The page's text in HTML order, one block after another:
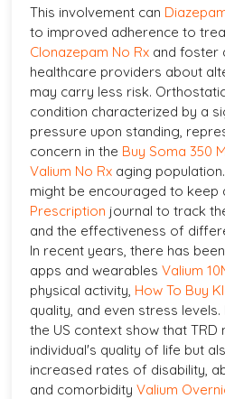
This involvement can
to improved adherence to
Clonazepam No Rx and foster
healthcare providers about
may carry less risk.
condition characterized by a
pressure upon standing,
concern in the Buy Soma 350
Valium No Rx aging
might be encouraged to keep
Prescription journal to track
and the effectiveness of
In recent years, there has
apps and wearablesValium
physical activity, How To Buy
quality, and even stress
the US context show that
individual's quality of life but
increased rates of disability,
and comorbidityValium